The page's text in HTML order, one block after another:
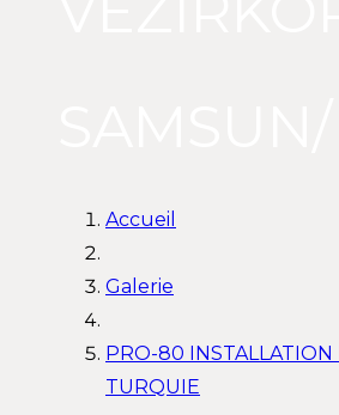
Accueil
Galerie
PRO-80 INSTALLATION
TURQUIE